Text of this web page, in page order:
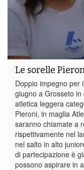
Le sorelle
Doppio impegno per
giugno a Grosseto
atletica leggera
Pieroni, in maglia
saranno chiamate a
rispettivamente nel
nel salto in alto
di partecipazione è
possono aspirare in